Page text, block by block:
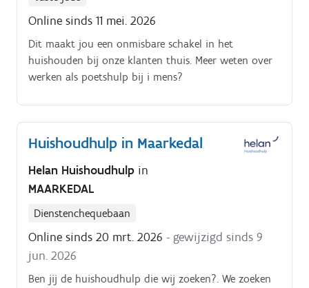
Online sinds 11 mei. 2026
Dit maakt jou een onmisbare schakel in het
huishouden bij onze klanten thuis. Meer weten over
werken als poetshulp bij i mens?
Huishoudhulp in Maarkedal
Helan Huishoudhulp in
MAARKEDAL
Dienstenchequebaan
Online sinds 20 mrt. 2026 - gewijzigd sinds 9
jun. 2026
Ben jij de huishoudhulp die wij zoeken?. We zoeken